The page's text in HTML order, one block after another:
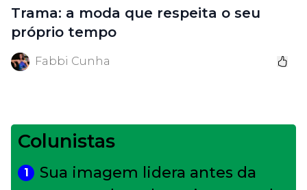
Trama: a moda que respeita o seu
próprio tempo
Fabbi Cunha
Colunistas
1
Sua imagem lidera antes da